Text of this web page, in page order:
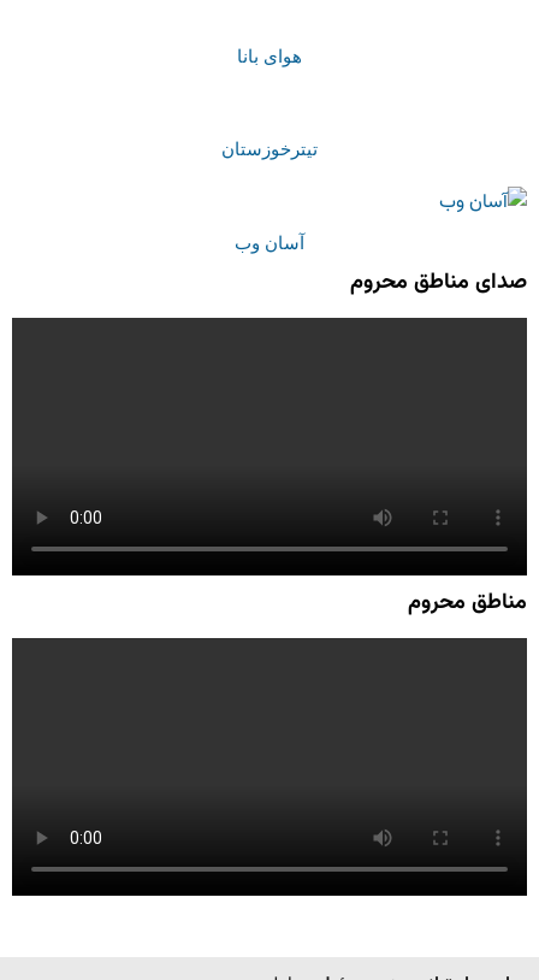
هوای بانا
تیترخوزستان
آسان وب
صدای مناطق محروم
مناطق محروم